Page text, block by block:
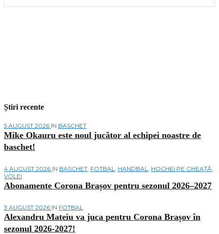
Știri recente
5 AUGUST 2026 IN BASCHET
Mike Okauru este noul jucător al echipei noastre de
baschet!
4 AUGUST 2026 IN BASCHET FOTBAL HANDBAL HOCHEI PE GHEAȚĂ
VOLEI
Abonamente Corona Brașov pentru sezonul 2026–2027
3 AUGUST 2026 IN FOTBAL
Alexandru Mateiu va juca pentru Corona Brașov în
sezonul 2026-2027!